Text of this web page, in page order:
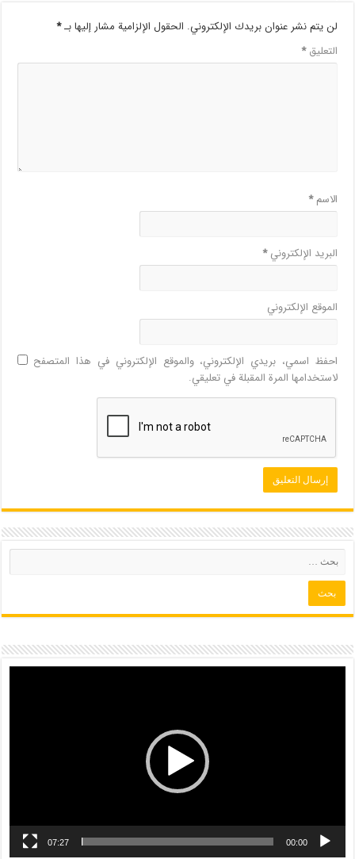
لن يتم نشر عنوان بريدك الإلكتروني. الحقول الإلزامية مشار إليها بـ*
التعليق*
الاسم*
البريد الإلكتروني*
الموقع الإلكتروني
احفظ اسمي، بريدي الإلكتروني، والموقع الإلكتروني في هذا المتصفح
لاستخدامها المرة المقبلة في تعليقي.
00:00
07:27